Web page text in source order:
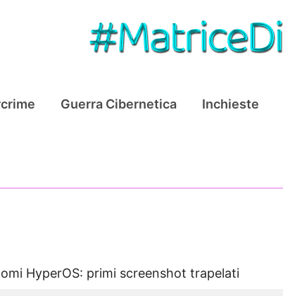
Guerra Cibernetica Inchieste
HyperOS: primi screenshot trapelati